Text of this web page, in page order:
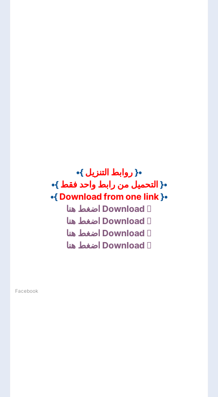
•{روابط التنزيل }•
•{ التحميل من رابط واحد فقط }•
•{
Download from one link
}•
Download اضغط هنا
Download اضغط هنا
Download اضغط هنا
Download اضغط هنا
Facebook